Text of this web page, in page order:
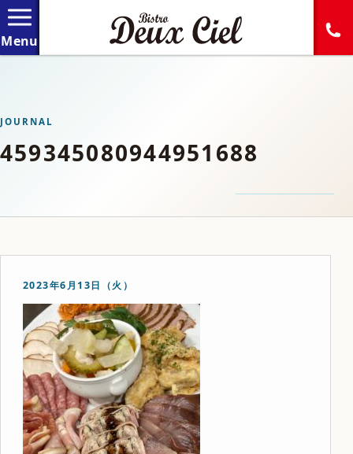
JOURNAL
459345080944951688
2023年6月13日（火）